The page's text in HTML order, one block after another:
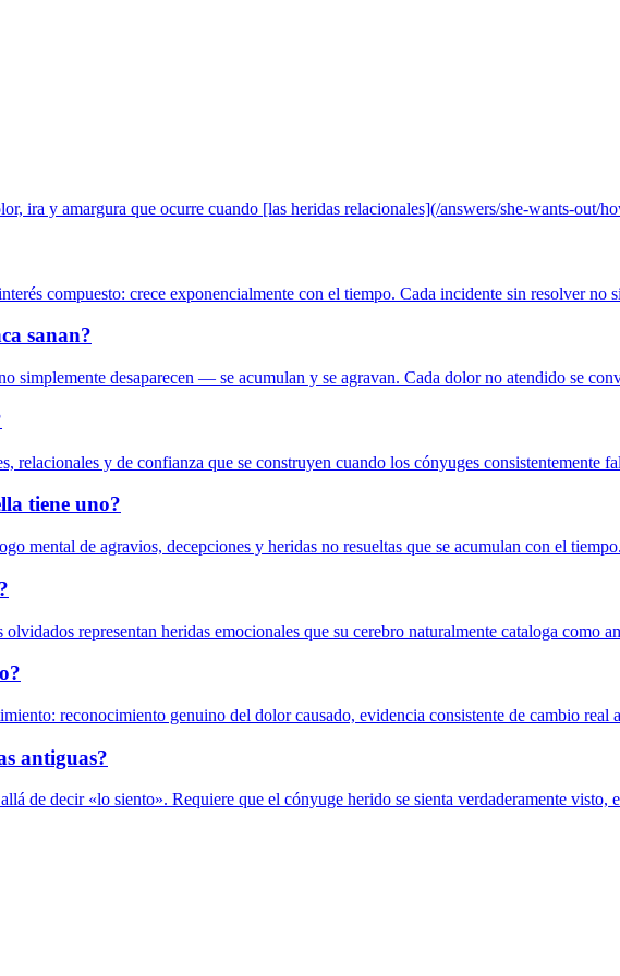
ira y amargura que ocurre cuando [las heridas relacionales](/answers/she-wants-out/
compuesto: crece exponencialmente con el tiempo. Cada incidente sin resolver no
sanan?
simplemente desaparecen — se acumulan y se agravan. Cada dolor no atendido se
relacionales y de confianza que se construyen cuando los cónyuges consistentemente
tiene uno?
mental de agravios, decepciones y heridas no resueltas que se acumulan con el
representan heridas emocionales que su cerebro naturalmente cataloga como
reconocimiento genuino del dolor causado, evidencia consistente de cambio real
antiguas?
de decir «lo siento». Requiere que el cónyuge herido se sienta verdaderamente visto,